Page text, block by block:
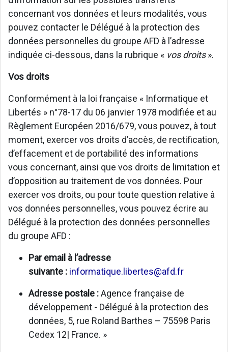
concernant vos données et leurs modalités, vous
pouvez contacter le Délégué à la protection des
données personnelles du groupe AFD à l’adresse
indiquée ci-dessous, dans la rubrique « vos droits».
Vos droits
Conformément à la loi française « Informatique et
Libertés » n°78-17 du 06 janvier 1978 modifiée et au
Règlement Européen 2016/679, vous pouvez, à tout
moment, exercer vos droits d’accès, de rectification,
d’effacement et de portabilité des informations
vous concernant, ainsi que vos droits de limitation et
d’opposition au traitement de vos données. Pour
exercer vos droits, ou pour toute question relative à
vos données personnelles, vous pouvez écrire au
Délégué à la protection des données personnelles
du groupe AFD :
Par email à l’adresse
suivante : informatique.libertes@afd.fr
Adresse postale :Agence française de
développement - Délégué à la protection des
données, 5, rue Roland Barthes – 75598 Paris
Cedex 12| France. »